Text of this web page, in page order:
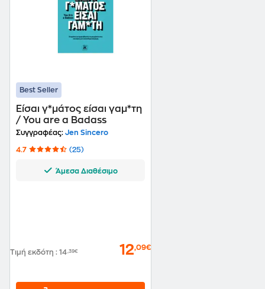
Best Seller
Είσαι γ*μάτος είσαι γαμ*τη
/ You are a Badass
Συγγραφέας: Jen Sincero
4.7 (25)
Άμεσα Διαθέσιμο
Τιμή εκδότη : 14,39€ 12,09€